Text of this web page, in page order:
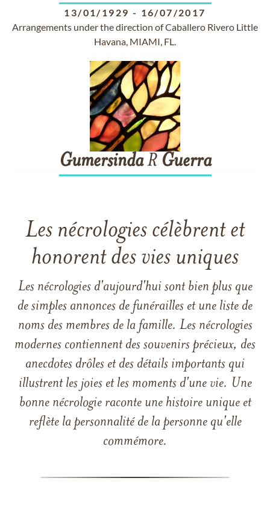
13/01/1929 - 16/07/2017
Arrangements under the direction of Caballero Rivero Little
Havana, MIAMI, FL.
GumersindaR Guerra
Les nécrologies célèbrent et
honorent des vies uniques
Les nécrologies d'aujourd'hui sont bien plus que
de simples annonces de funérailles et une liste de
noms des membres de la famille. Les nécrologies
modernes contiennent des souvenirs précieux, des
anecdotes drôles et des détails importants qui
illustrent les joies et les moments d'une vie. Une
bonne nécrologie raconte une histoire unique et
reflète la personnalité de la personne qu'elle
commémore.